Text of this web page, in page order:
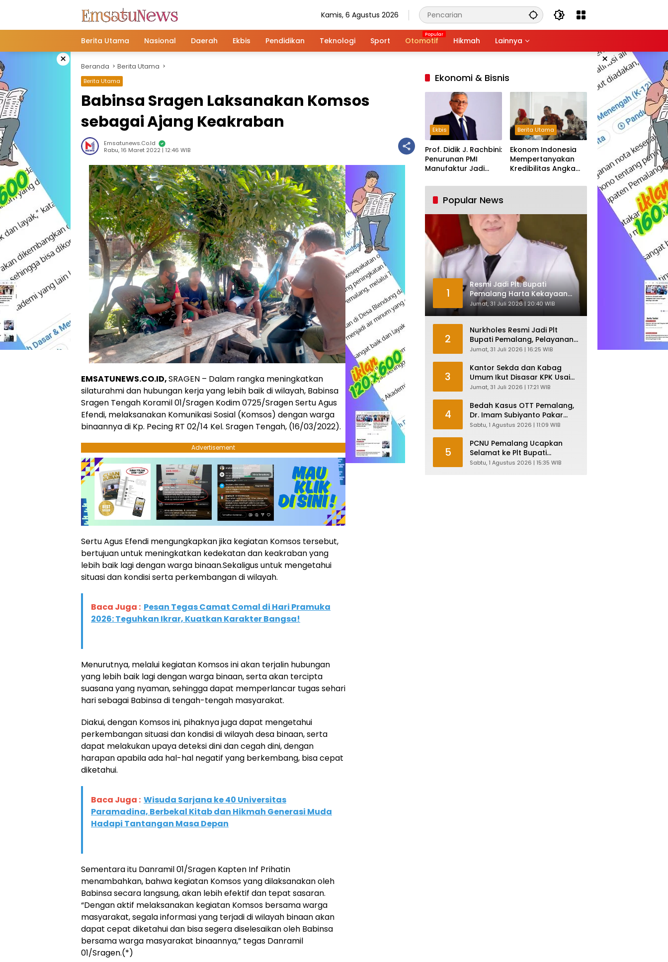
Kamis, 6 Agustus 2026
Berita Utama Nasional Daerah Ekbis Pendidikan Teknologi Sport Otomotif Hikmah Lainnya
× ×
Beranda Berita Utama
Berita Utama
Babinsa Sragen Laksanakan Komsos
sebagai Ajang Keakraban
Emsatunews.co.id
Rabu, 16 Maret 2022 | 12:46 WIB
EMSATUNEWS.CO.ID,SRAGEN – Dalam rangka meningkatkan
silaturahmi dan hubungan kerja yang lebih baik di wilayah, Babinsa
Sragen Tengah Koramil 01/Sragen Kodim 0725/Sragen Sertu Agus
Efendi, melaksanakan Komunikasi Sosial (Komsos) dengan warga
binaannya di Kp. Pecing RT 02/14 Kel. Sragen Tengah, (16/03/2022).
Advertisement
Sertu Agus Efendi mengungkapkan jika kegiatan Komsos tersebut,
bertujuan untuk meningkatkan kedekatan dan keakraban yang
lebih baik lagi dengan warga binaan.Sekaligus untuk mengetahui
situasi dan kondisi serta perkembangan di wilayah.
Baca Juga : Pesan Tegas Camat Comal di Hari Pramuka
2026: Teguhkan Ikrar, Kuatkan Karakter Bangsa!
Menurutnya, melalui kegiatan Komsos ini akan terjalin hubungan
yang lebih baik lagi dengan warga binaan, serta akan tercipta
suasana yang nyaman, sehingga dapat memperlancar tugas sehari
hari sebagai Babinsa di tengah-tengah masyarakat.
Diakui, dengan Komsos ini, pihaknya juga dapat mengetahui
perkembangan situasi dan kondisi di wilayah desa binaan, serta
dapat melakukan upaya deteksi dini dan cegah dini, dengan
harapan apabila ada hal-hal negatif yang berkembang, bisa cepat
diketahui.
Baca Juga : Wisuda Sarjana ke 40 Universitas
Paramadina, Berbekal Kitab dan Hikmah Generasi Muda
Hadapi Tantangan Masa Depan
Sementara itu Danramil 01/Sragen Kapten Inf Prihatin
menambahkan, bahwa kegiatan Komsos yang dilaksanakan oleh
Babinsa secara langsung, akan lebih efektif dan tepat sasaran.
“Dengan aktif melaksanakan kegiatan Komsos bersama warga
masyarakat, segala informasi yang terjadi di wilayah binaan akan
dapat cepat diketahui dan bisa segera diselesaikan oleh Babinsa
bersama warga masyarakat binaannya,” tegas Danramil
01/Sragen.(*)
Ekonomi & Bisnis
Ekbis
Prof. Didik J. Rachbini:
Penurunan PMI
Manufaktur Jadi
Industri Nasional
Berita Utama
Ekonom Indonesia
Mempertanyakan
Kredibilitas Angka
Tumbuh Tapi Rapuh
Popular News
1
Resmi Jadi Plt. Bupati
Pemalang Harta Kekayaan
Nurkholes Sentuh Rp 12 Miliar
Jumat, 31 Juli 2026 | 20:40 WIB
2
Nurkholes Resmi Jadi Plt
Bupati Pemalang, Pelayanan
Publik Dijamin Tetap Lancar
Jumat, 31 Juli 2026 | 16:25 WIB
3
Kantor Sekda dan Kabag
Umum Ikut Disasar KPK Usai
Geledah Kantor Bupati
Jumat, 31 Juli 2026 | 17:21 WIB
4
Bedah Kasus OTT Pemalang,
Dr. Imam Subiyanto Pakar
Hukum Ungkap Teori
Sabtu, 1 Agustus 2026 | 11:09 WIB
5
PCNU Pemalang Ucapkan
Selamat ke Plt Bupati
Nurkholes: Pemimpin Adalah
Sabtu, 1 Agustus 2026 | 15:35 WIB